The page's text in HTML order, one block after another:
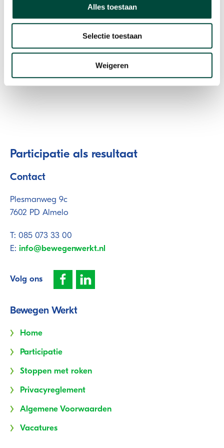
Alles toestaan
Selectie toestaan
Weigeren
weekendje weg ben met vrienden.
Participatie als resultaat
Contact
Plesmanweg 9c
7602 PD Almelo
T: 085 073 33 00
E: info@bewegenwerkt.nl
Volg ons
Bewegen Werkt
Home
Participatie
Stoppen met roken
Privacyreglement
Algemene Voorwaarden
Vacatures